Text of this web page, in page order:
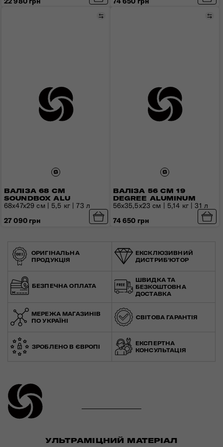
ВАЛІЗА 68 СМ
SOUNDBOX ALU
Порівняти
68x47x29 см | 5,5 кг | 73 л
27 090 грн
ВАЛІЗА 56 СМ 19
DEGREE ALUMINUM
56x35,5x23 см | 5,14 кг | 31 л
74 650 грн
ВІДКРИЙТЕ C-
LITE
ОРИГІНАЛЬНА
ПРОДУКЦІЯ
ЕКСКЛЮЗИВНИЙ
ДИСТРИБ'ЮТОР
БЕЗПЕЧНА ОПЛАТА
ШВИДКА ТА
БЕЗКОШТОВНА
ДОСТАВКА
МЕРЕЖА МАГАЗИНІВ
ПО УКРАЇНІ
СВІТОВА ГАРАНТІЯ
ЗРОБЛЕНО В ЄВРОПІ
ЕКСПЕРТНА
КОНСУЛЬТАЦІЯ
УЛЬТРАМІЦНИЙ МАТЕРІАЛ